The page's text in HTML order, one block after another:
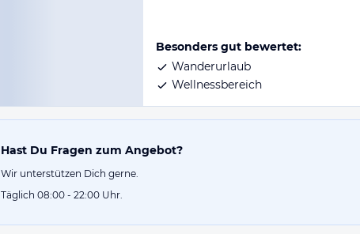
Besonders gut bewertet:
Wanderurlaub
Wellnessbereich
Hast Du Fragen zum Angebot?
Wir unterstützen Dich gerne.
Täglich 08:00 - 22:00 Uhr.